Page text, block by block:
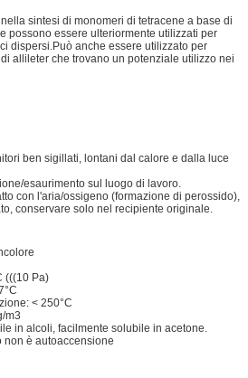
sintesi di monomeri di tetracene a base di
possono essere ulteriormente utilizzati per
dispersi.Può anche essere utilizzato per
allileter che trovano un potenziale utilizzo nei
ben sigillati, lontani dal calore e dalla luce
esaurimento sul luogo di lavoro.
con l'aria/ossigeno (formazione di perossido),
conservare solo nel recipiente originale.
(((10 Pa)
< 250°C
m3
in alcoli, facilmente solubile in acetone.
non è autoaccensione